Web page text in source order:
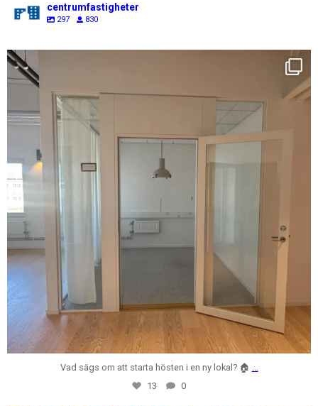
centrumfastigheter
297 830
Vad sägs om att starta hösten i en ny lokal? 🏠
13
0